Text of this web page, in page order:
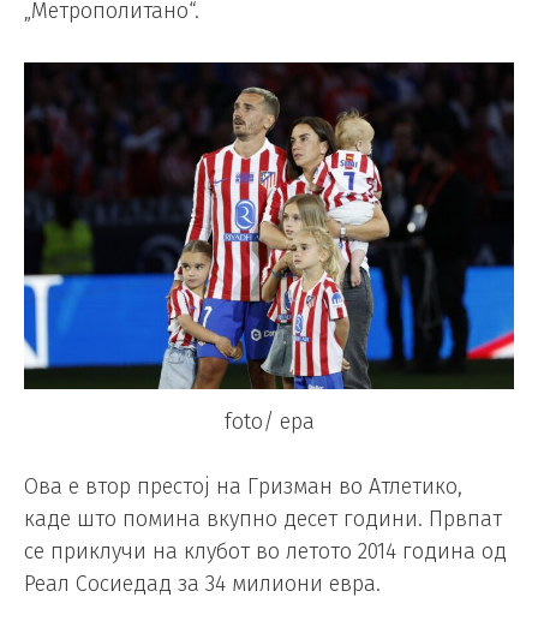
„Метрополитано“.
foto/ epa
Ова е втор престој на Гризман во Атлетико,
каде што помина вкупно десет години. Првпат
се приклучи на клубот во летото 2014 година од
Реал Сосиедад за 34 милиони евра.